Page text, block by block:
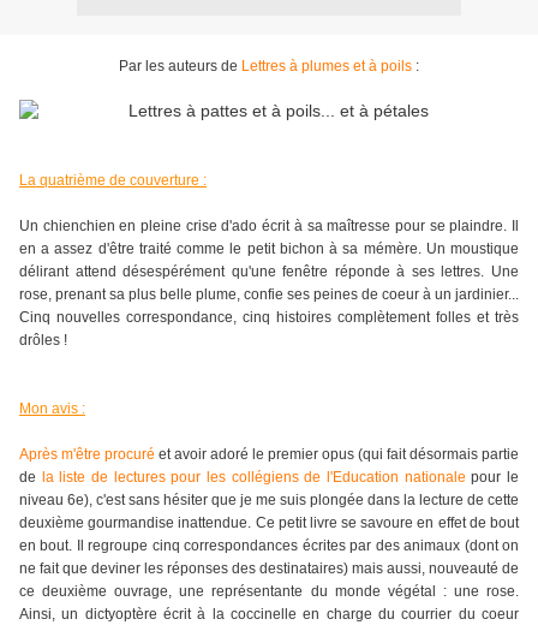
Par les auteurs de Lettres à plumes et à poils :
La quatrième de couverture :
Un chienchien en pleine crise d'ado écrit à sa maîtresse pour se plaindre. Il
en a assez d'être traité comme le petit bichon à sa mémère. Un moustique
délirant attend désespérément qu'une fenêtre réponde à ses lettres. Une
rose, prenant sa plus belle plume, confie ses peines de coeur à un jardinier...
Cinq nouvelles correspondance, cinq histoires complètement folles et très
drôles !
Mon avis :
Après m'être procuré et avoir adoré le premier opus (qui fait désormais partie
de
la liste de lectures pour les collégiens de l'Education nationale pour le
niveau 6e), c'est sans hésiter que je me suis plongée dans la lecture de cette
deuxième gourmandiseinattendue. Ce petit livre se savoure en effet de bout
en bout. Il regroupe cinq correspondances écrites par des animaux (dont on
ne fait que deviner les réponses des destinataires) mais aussi, nouveauté de
ce deuxième ouvrage, une représentante du monde végétal : une rose.
Ainsi, un dictyoptère écrit à la coccinelle en charge du courrier du coeur